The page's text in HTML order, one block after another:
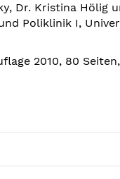
Dr. Kristina Hölig
Poliklinik I,
2010, 80 Seiten,